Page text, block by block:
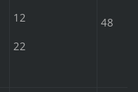
12
22
48